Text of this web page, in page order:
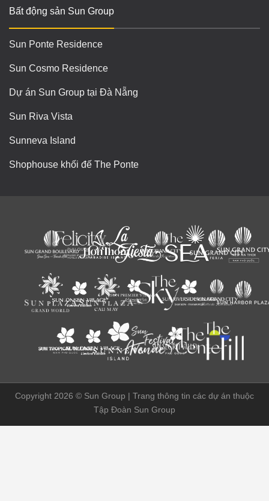
Bất động sản Sun Group
Sun Ponte Residence
Sun Cosmo Residence
Dự án Sun Group tại Đà Nẵng
Sun Riva Vista
Sunneva Island
Shophouse khối đế The Ponte
Copyright 2026 © Sun Group | Trang thông tin các dự án thuộc
Tập Đoàn Sun Group